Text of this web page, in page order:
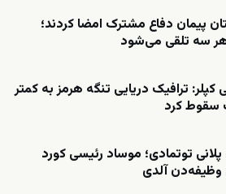
پیمان دفاع مشترک امضا کردند؛
سه تلقی می‌شود
ترافیک دریایی تنگه هرمز به کمتر
سقوط کرد
پلانی توتمادی؛ موساد رئیسی کورد
وظیفه‌دن آلدی